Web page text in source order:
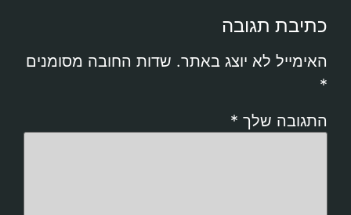
כתיבת תגובה
האימייל לא יוצג באתר. שדות החובה מסומנים
*
התגובה שלך *